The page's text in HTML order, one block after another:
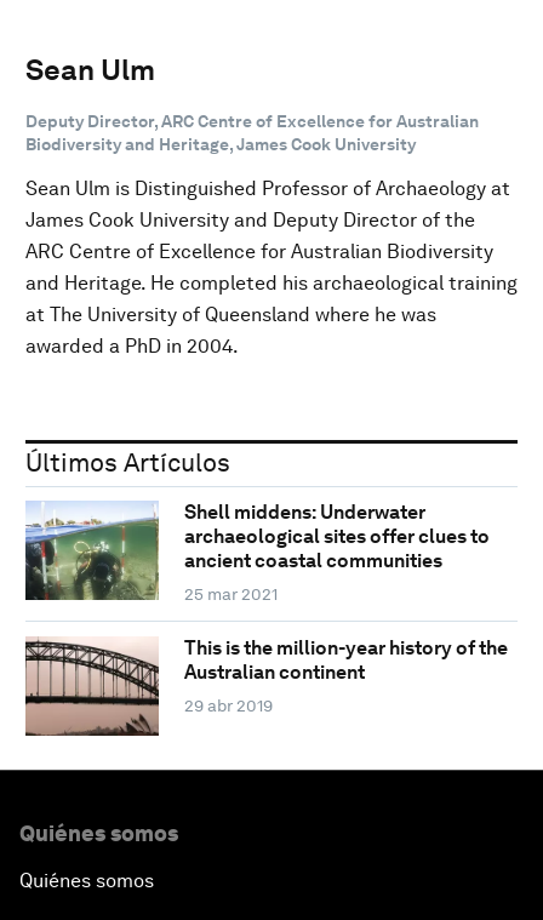
Sean Ulm
Deputy Director, ARC Centre of Excellence for Australian
Biodiversity and Heritage, James Cook University
Sean Ulm is Distinguished Professor of Archaeology at
James Cook University and Deputy Director of the
ARC Centre of Excellence for Australian Biodiversity
and Heritage. He completed his archaeological training
at The University of Queensland where he was
awarded a PhD in 2004.
Últimos Artículos
Shell middens: Underwater
archaeological sites offer clues to
ancient coastal communities
25 mar 2021
This is the million-year history of the
Australian continent
29 abr 2019
Quiénes somos
Quiénes somos